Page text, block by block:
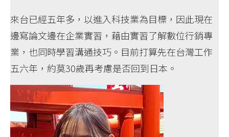
來台已經五年多，以進入科技業為目標，因此現在
邊寫論文邊在企業實習，藉由實習了解數位行銷專
業，也同時學習溝通技巧。目前打算先在台灣工作
五六年，約莫30歲再考慮是否回到日本。